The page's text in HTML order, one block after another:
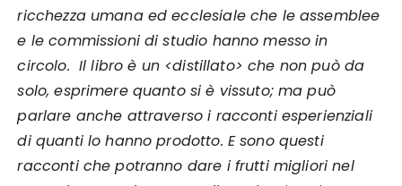
ricchezza umana ed ecclesiale che le assemblee
e le commissioni di studio hanno messo in
circolo. Il libro è un <distillato> che non può da
solo, esprimere quanto si è vissuto; ma può
parlare anche attraverso i racconti esperienziali
di quanti lo hanno prodotto. E sono questi
racconti che potranno dare i frutti migliori nel